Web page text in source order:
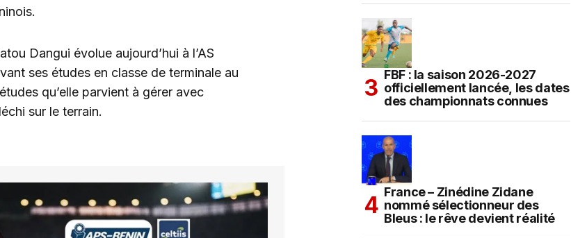
Dangui évolue aujourd’hui à l’AS
ses études en classe de terminale au
qu’elle parvient à gérer avec
sur le terrain.
FBF : la saison 2026-2027
officiellement lancée, les dates
des championnats connues
France – Zinédine Zidane
nommé sélectionneur des
Bleus : le rêve devient réalité